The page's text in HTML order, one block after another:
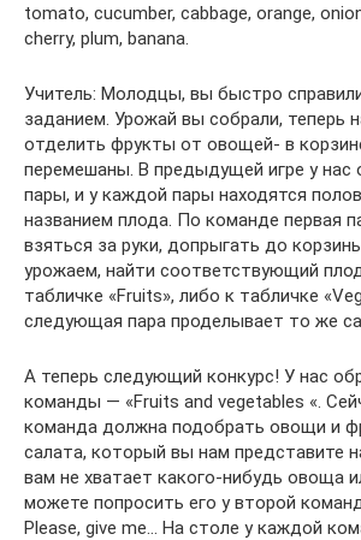
tomato, cucumber, cabbage, orange,
cherry, plum, banana.
Учитель: Молодцы, вы быстро
заданием. Урожай вы собрали, теперь
отделить фрукты от овощей- в
перемешаны. В предыдущей игре у нас
пары, и у каждой пары находятся
названием плода. По команде первая
взяться за руки, допрыгать до
урожаем, найти соответствующий
табличке «Fruits», либо к табличке
следующая пара проделывает то же
А теперь следующий конкурс! У нас
команды — «Fruits and vegetables «.
команда должна подобрать овощи и
салата, который вы нам представите
вам не хватает какого-нибудь овоща
можете попросить его у второй
Please, give me… На столе у каждой